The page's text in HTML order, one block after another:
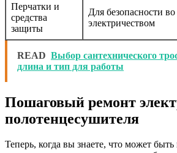
Перчатки и
средства
защиты
Для безопасности
электричеством
READ Выбор сантехнического
длина и тип для работы
Пошаговый ремонт
полотенцесушителя
Теперь, когда вы знаете, что может